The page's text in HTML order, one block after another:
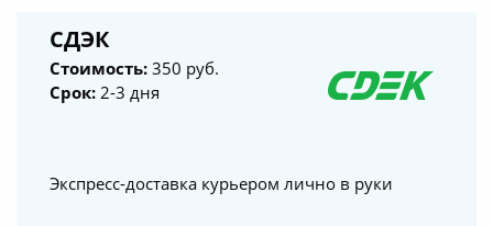
СДЭК
Стоимость: 350 руб.
Срок: 2-3 дня
Экспресс-доставка курьером лично в руки